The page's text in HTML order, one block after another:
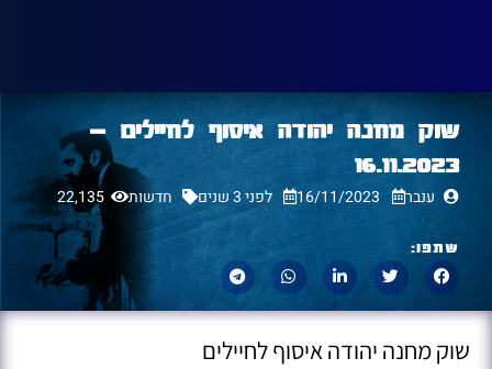
שוק מחנה יהודה איסוף לחיילים –
16.11.2023
ענבר 16/11/2023 לפני 3 שנים חדשות 22,135
שתפו:
שוק מחנה יהודה איסוף לחיילים